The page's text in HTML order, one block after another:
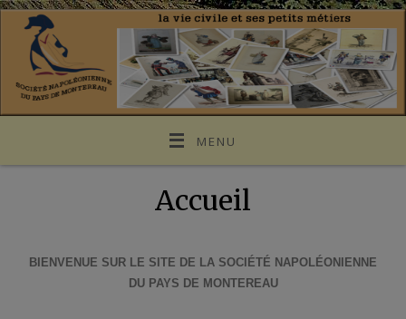
MENU
Accueil
BIENVENUE SUR LE SITE DE LA SOCIÉTÉ NAPOLÉONIENNE
DU PAYS DE MONTEREAU